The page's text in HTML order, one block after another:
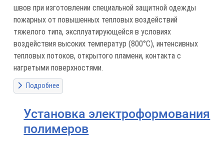
швов при изготовлении специальной защитной одежды
пожарных от повышенных тепловых воздействий
тяжелого типа, эксплуатирующейся в условиях
воздействия высоких температур (800°С), интенсивных
тепловых потоков, открытого пламени, контакта с
нагретыми поверхностями.
Подробнее
Установка электроформования
полимеров